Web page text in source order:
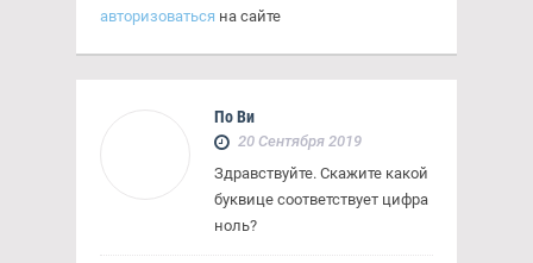
авторизоваться на сайте
По Ви
20 Сентября 2019
Здравствуйте. Скажите какой
буквице соответствует цифра
ноль?